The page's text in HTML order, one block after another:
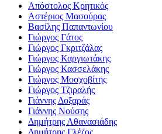
Απόστολος Κρητικός
Αστέριος Μασούρας
Βασίλης Παπαντωνίου
Γιώργος Γάτος
Γιώργος Γκριτζάλας
Γιώργος Καργιωτάκης
Γιώργος Κασσελάκης
Γιώργος Μοσχοβίτης
Γιώργος Τζιραλής
Γιάννης Δοξαράς
Γιάννης Νούσης
Δημήτρης Αθανασιάδης